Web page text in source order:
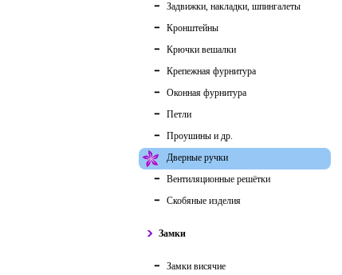
Задвижки, накладки, шпингалеты
Кронштейны
Крючки вешалки
Крепежная фурнитура
Оконная фурнитура
Петли
Проушины и др.
Дверные ручки
Вентиляционные решётки
Скобяные изделия
Замки
Замки висячие